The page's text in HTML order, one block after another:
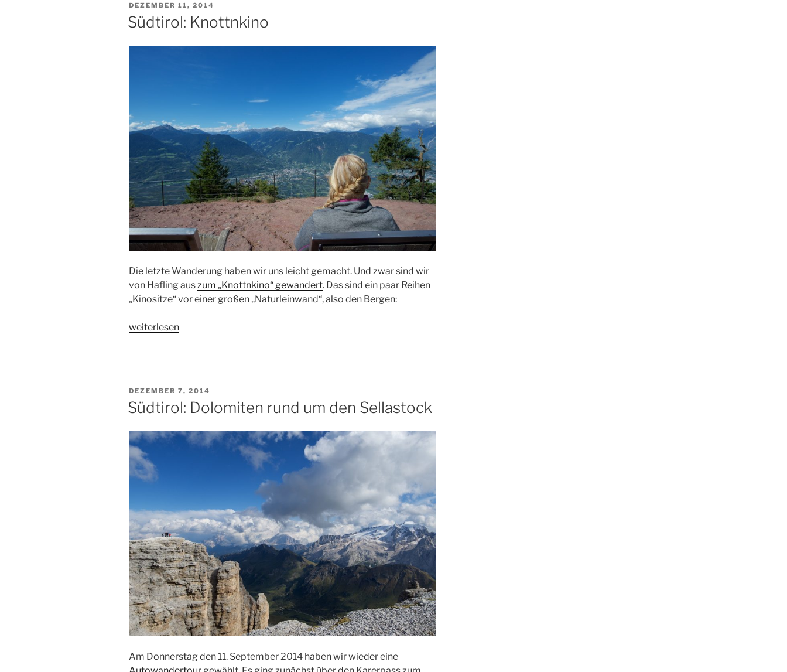
VERÖFFENTLICHT
AM
DEZEMBER 11, 2014
Südtirol: Knottnkino
Die letzte Wanderung haben wir uns leicht gemacht. Und zwar sind wir
von Hafling auszum „Knottnkino“ gewandert. Das sind ein paar Reihen
„Kinositze“ vor einer großen „Naturleinwand“, also den Bergen:
„Südtirol:
weiterlesen
VERÖFFENTLICHT
AM
DEZEMBER 7, 2014
Südtirol: Dolomiten rund um den Sellastock
Am Donnerstag den 11. September 2014 haben wir wieder eine